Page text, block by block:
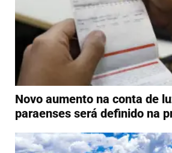
Novo aumento na conta de
paraenses será definido na